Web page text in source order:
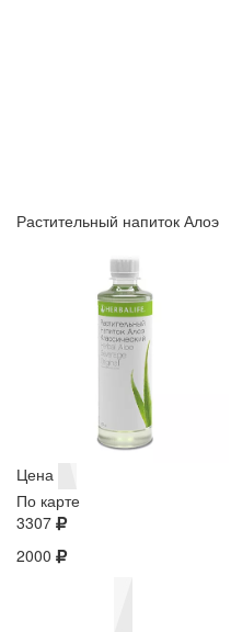
Растительный напиток Алоэ
Цена
По карте
3307
2000